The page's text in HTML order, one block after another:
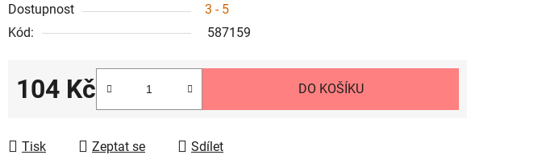
z
5
Dostupnost
3 - 5
Kód:
587159
104 Kč DO KOŠÍKU
Tisk Zeptat se Sdílet